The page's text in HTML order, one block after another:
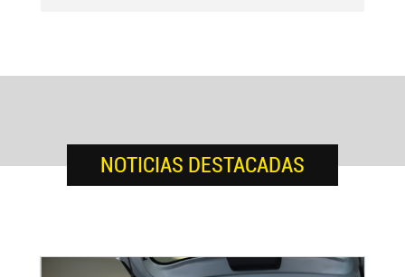
NOTICIAS DESTACADAS